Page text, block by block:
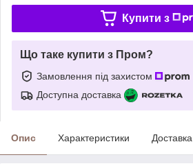
Купити з
Що таке купити з Пром?
Замовлення під захистом
Доступна доставка
Опис Характеристики Доставка